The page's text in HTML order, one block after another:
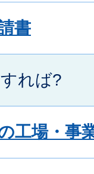
書
れば?
工場・事